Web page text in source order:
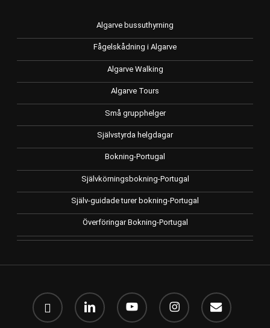
Algarve bussuthyrning
Fågelskådning i Algarve
Algarve Walking
Algarve Tours
Små grupphelger
Självstyrda helgdagar
Bokning-Portugal
Självkörningsbokning-Portugal
Själv-guidade turer bokning-Portugal
Överföringar Bokning-Portugal
Facebook linkedin Youtube Instagram
e-
post